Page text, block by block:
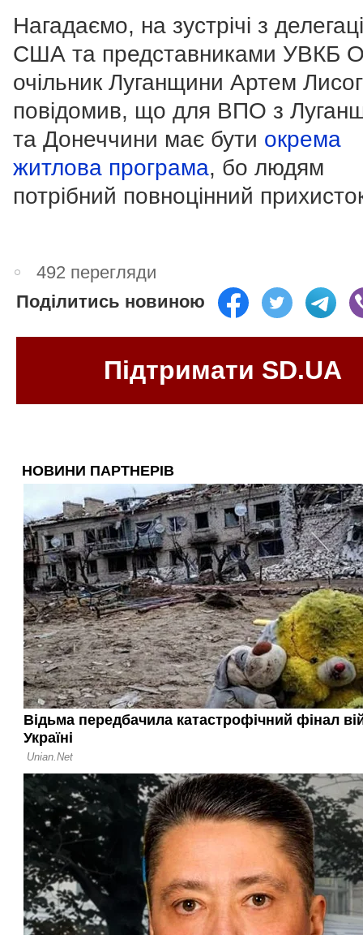
Нагадаємо, на зустрічі з
США та представниками УВКБ
очільник Луганщини Артем
повідомив, що для ВПО з
та Донеччини має бути окрема
житлова програма, бо людям
потрібний повноцінний
492 перегляди
Поділитись новиною
Підтримати SD.UA